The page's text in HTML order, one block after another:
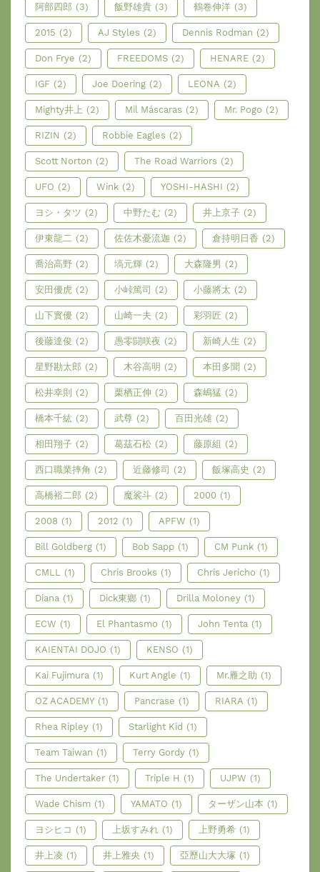
阿部四郎 (3) 飯野雄貴 (3) 鶴卷伸洋 (3)
2015 (2) AJ Styles (2) Dennis Rodman (2)
Don Frye (2) FREEDOMS (2) HENARE (2)
IGF (2) Joe Doering (2) LEONA (2)
Mighty井上 (2) Mil Máscaras (2) Mr. Pogo (2)
RIZIN (2) Robbie Eagles (2)
Scott Norton (2) The Road Warriors (2)
UFO (2) Wink (2) YOSHI-HASHI (2)
ヨシ・タツ (2) 中野たむ (2) 井上京子 (2)
伊東龍二 (2) 佐佐木憂流迦 (2) 倉持明日香 (2)
喬治高野 (2) 塙元輝 (2) 大森隆男 (2)
安田優虎 (2) 小峠篤司 (2) 小藤將太 (2)
山下實優 (2) 山崎一夫 (2) 彩羽匠 (2)
後藤達俊 (2) 愚零闘咲夜 (2) 新崎人生 (2)
星野勘太郎 (2) 木谷高明 (2) 本田多聞 (2)
松井幸則 (2) 栗栖正伸 (2) 森嶋猛 (2)
橋本千紘 (2) 武尊 (2) 百田光雄 (2)
相田翔子 (2) 葛茲石松 (2) 藤原組 (2)
西口職業摔角 (2) 近藤修司 (2) 飯塚高史 (2)
高橋裕二郎 (2) 魔裟斗 (2) 2000 (1)
2008 (1) 2012 (1) APFW (1)
Bill Goldberg (1) Bob Sapp (1) CM Punk (1)
CMLL (1) Chris Brooks (1) Chris Jericho (1)
Diana (1) Dick東鄉 (1) Drilla Moloney (1)
ECW (1) El Phantasmo (1) John Tenta (1)
KAIENTAI DOJO (1) KENSO (1)
Kai Fujimura (1) Kurt Angle (1) Mr.雁之助 (1)
OZ ACADEMY (1) Pancrase (1) RIARA (1)
Rhea Ripley (1) Starlight Kid (1)
Team Taiwan (1) Terry Gordy (1)
The Undertaker (1) Triple H (1) UJPW (1)
Wade Chism (1) YAMATO (1) ターザン山本 (1)
ヨシヒコ (1) 上坂すみれ (1) 上野勇希 (1)
井上凌 (1) 井上雅央 (1) 亞歷山大大塚 (1)